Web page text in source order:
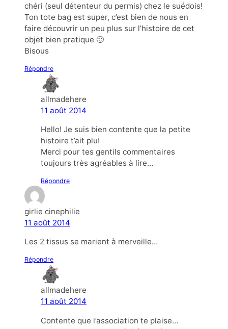
chéri (seul détenteur du permis) chez le suédois!
Ton tote bag est super, c’est bien de nous en
faire découvrir un peu plus sur l’histoire de cet
objet bien pratique 🙂
Bisous
Répondre
allmadehere
11 août 2014
Hello! Je suis bien contente que la petite
histoire t’ait plu!
Merci pour tes gentils commentaires
toujours très agréables à lire…
Répondre
girlie cinephilie
11 août 2014
Les 2 tissus se marient à merveille…
Répondre
allmadehere
11 août 2014
Contente que l’association te plaise…